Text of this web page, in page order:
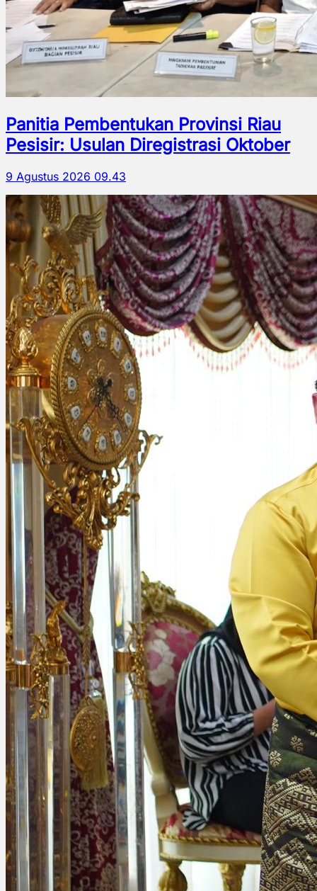
Panitia Pembentukan Provinsi Riau
Pesisir: Usulan Diregistrasi Oktober
9 Agustus 2026 09.43